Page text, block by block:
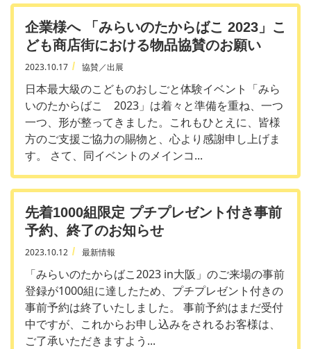
企業様へ 「みらいのたからばこ 2023」こ
ども商店街における物品協賛のお願い
2023.10.17 協賛／出展
日本最大級のこどものおしごと体験イベント「みら
いのたからばこ 2023」は着々と準備を重ね、一つ
一つ、形が整ってきました。これもひとえに、皆様
方のご支援ご協力の賜物と、心より感謝申し上げま
す。 さて、同イベントのメインコ...
先着1000組限定 プチプレゼント付き事前
予約、終了のお知らせ
2023.10.12 最新情報
「みらいのたからばこ2023 in大阪」のご来場の事前
登録が1000組に達したため、プチプレゼント付きの
事前予約は終了いたしました。 事前予約はまだ受付
中ですが、これからお申し込みをされるお客様は、
ご了承いただきますよう...